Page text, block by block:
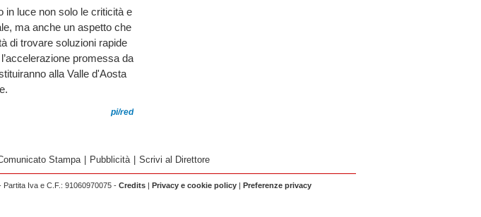
in luce non solo le criticità e
ma anche un aspetto che
di trovare soluzioni rapide
promessa da
alla Valle d'Aosta
pi/red
Stampa Pubblicità Scrivi al Direttore
Iva e C.F.: 91060970075 - Credits| Privacy e cookie policy| Preferenze privacy